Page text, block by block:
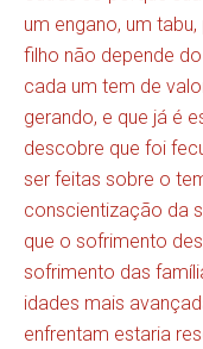
um engano, um
filho não depende
cada um tem de
gerando, e que já é
descobre que foi
ser feitas sobre o
conscientização da
que o sofrimento
sofrimento das
idades mais
enfrentam estaria